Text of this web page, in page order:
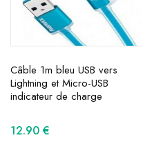
Câble 1m bleu USB vers
Lightning et Micro-USB
indicateur de charge
12.90 €